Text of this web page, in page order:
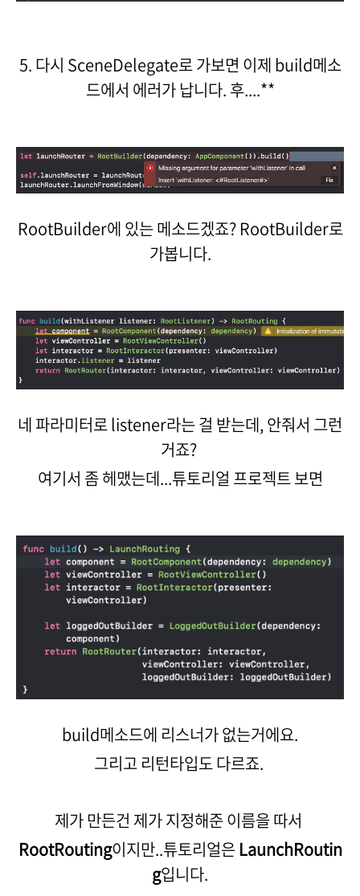
5. 다시 SceneDelegate로 가보면 이제 build메소
드에서 에러가 납니다. 후....**
RootBuilder에 있는 메소드겠죠? RootBuilder로
가봅니다.
네 파라미터로 listener라는 걸 받는데, 안줘서 그런
거죠?
여기서 좀 헤맸는데...튜토리얼 프로젝트 보면
build메소드에 리스너가 없는거에요.
그리고 리턴타입도 다르죠.
제가 만든건 제가 지정해준 이름을 따서
RootRouting이지만..튜토리얼은 LaunchRoutin
g입니다.